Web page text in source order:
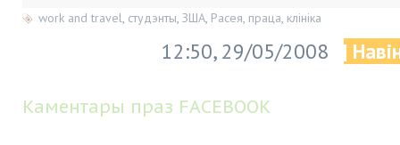
work and travel студэнты ЗША Расея праца клініка
12:50, 29/05/2008 |
Каментары праз FACEBOOK